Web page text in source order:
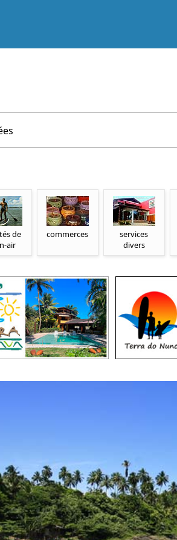
de
air
commerces
services
divers